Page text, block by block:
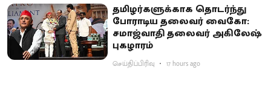
தமிழர்களுக்காக தொடர்ந்து
போராடிய தலைவர் வைகோ:
சமாஜ்வாதி தலைவர் அகிலேஷ்
புகழாரம்
செய்திப்பிரிவு 17 hours ago